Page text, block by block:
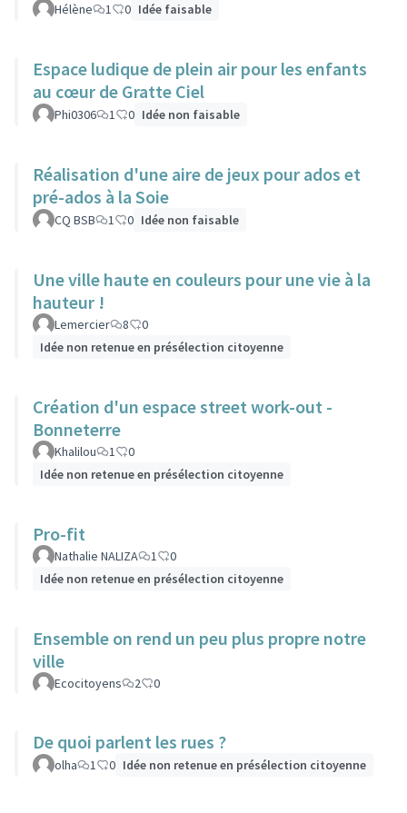
Hélène 1 0 Idée faisable
Espace ludique de plein air pour les enfants
au cœur de Gratte Ciel
Phi0306 1 0 Idée non faisable
Réalisation d'une aire de jeux pour ados et
pré-ados à la Soie
CQ BSB 1 0 Idée non faisable
Une ville haute en couleurs pour une vie à la
hauteur !
Lemercier 8
0
Idée non retenue en présélection citoyenne
Création d'un espace street work-out -
Bonneterre
Khalilou 1
0
Idée non retenue en présélection citoyenne
Pro-fit
Nathalie NALIZA 1
0
Idée non retenue en présélection citoyenne
Ensemble on rend un peu plus propre notre
ville
Ecocitoyens 2 0
De quoi parlent les rues ?
olha 1 0 Idée non retenue en présélection citoyenne